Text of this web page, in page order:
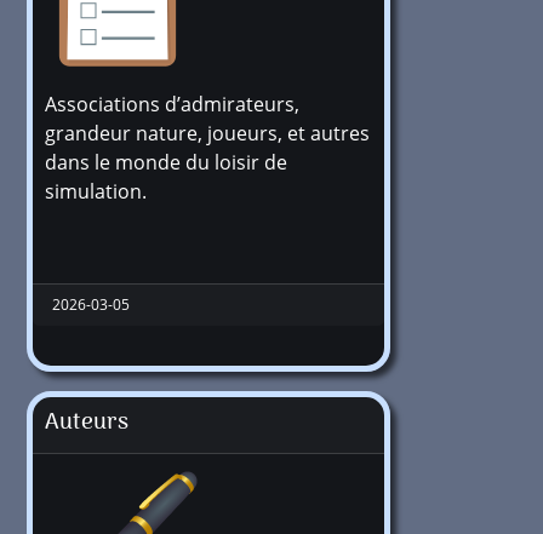
Associations d’admirateurs,
grandeur nature, joueurs, et autres
dans le monde du loisir de
simulation.
2026-03-05
Auteurs